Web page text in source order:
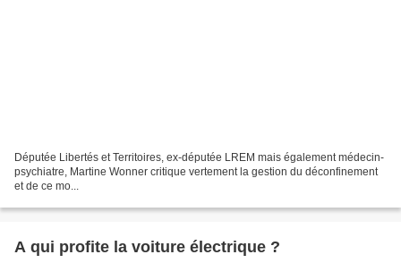
Députée Libertés et Territoires, ex-députée LREM mais également médecin-
psychiatre, Martine Wonner critique vertement la gestion du déconfinement
et de ce mo...
A qui profite la voiture électrique ?